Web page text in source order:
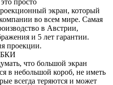
экран, который
во всем мире. Самая
в Австрии,
и 5 лет гарантии.
проекции.
что большой экран
в небольшой короб, не иметь
всегда теряются и может